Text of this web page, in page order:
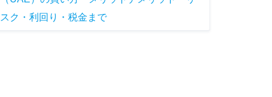
スク・利回り・税金まで